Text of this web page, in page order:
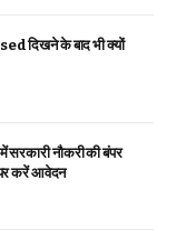
दिखने के बाद भी क्यों
नौकरी की बंपर
करें आवेदन